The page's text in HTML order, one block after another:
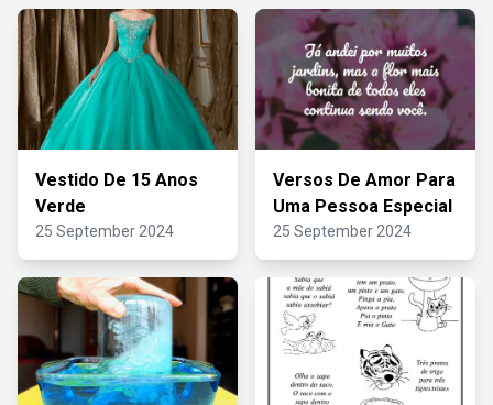
Vestido De 15 Anos
Verde
25 September 2024
Versos De Amor Para
Uma Pessoa Especial
25 September 2024